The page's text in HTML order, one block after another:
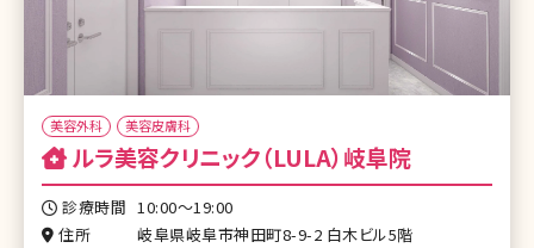
美容外科 美容皮膚科
ルラ美容クリニック（LULA）岐阜院
診療時間 10:00〜19:00
住所
岐阜県岐阜市神田町8-9-2 白木ビル5階